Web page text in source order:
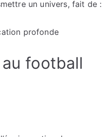
un univers, fait de :
profonde
football